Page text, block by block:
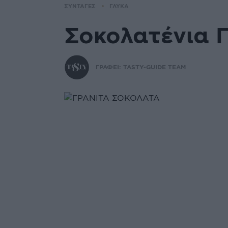
ΣΥΝΤΑΓΕΣ ΓΛΥΚΑ
Σοκολατένια
ΓΡΑΦΕΙ: TASTY-GUIDE TEAM